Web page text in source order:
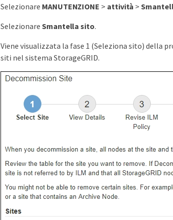
Selezionare MANUTENZIONE > attività >
Selezionare Smantella sito.
Viene visualizzata la fase 1 (Seleziona sito) della
siti nel sistema StorageGRID.